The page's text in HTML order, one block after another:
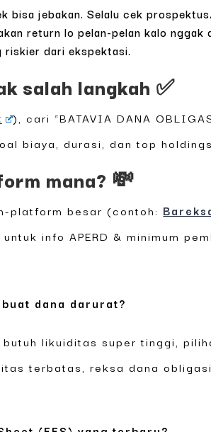
bisa jebakan. Selalu cek
return lo pelan-pelan kalo nggak
dari ekspektasi.
salah langkah ✅
), cari “BATAVIA DANA
biaya, durasi, dan top
mana? 💸
platform besar (contoh:
info APERD & minimum
dana darurat?
likuiditas super tinggi,
terbatas, reksa dana